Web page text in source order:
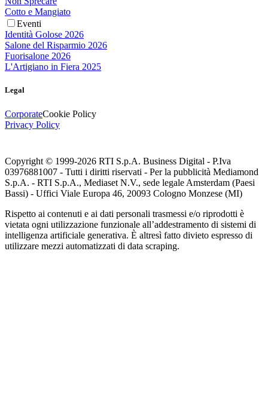
Cotto e Mangiato
Eventi
Identità Golose 2026
Salone del Risparmio 2026
Fuorisalone 2026
L'Artigiano in Fiera 2025
Legal
CorporateCookie Policy
Privacy Policy
Copyright © 1999-2026 RTI S.p.A. Business Digital - P.Iva
03976881007 - Tutti i diritti riservati - Per la pubblicità Mediamond
S.p.A. - RTI S.p.A., Mediaset N.V., sede legale Amsterdam (Paesi
Bassi) - Uffici Viale Europa 46, 20093 Cologno Monzese (MI)
Rispetto ai contenuti e ai dati personali trasmessi e/o riprodotti è
vietata ogni utilizzazione funzionale all’addestramento di sistemi di
intelligenza artificiale generativa. È altresì fatto divieto espresso di
utilizzare mezzi automatizzati di data scraping.